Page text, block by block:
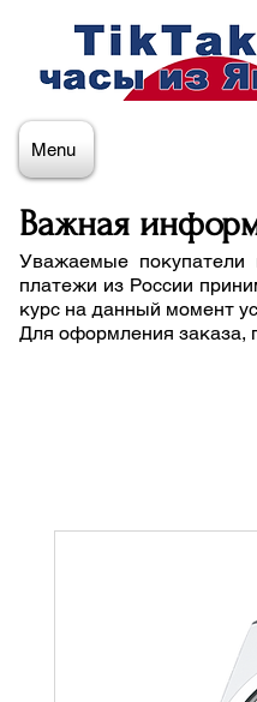
Menu
Важная
Уважаемые покупатели
платежи из России
курс на данный момент
Для оформления заказа,